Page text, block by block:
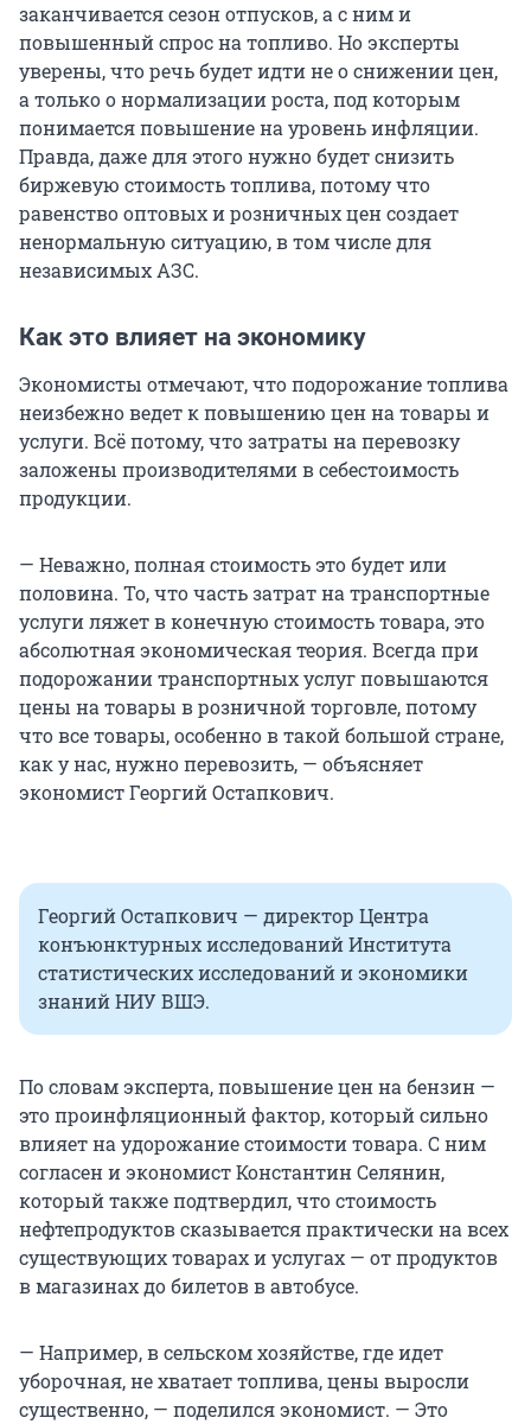
заканчивается сезон отпусков, а с ним и
повышенный спрос на топливо. Но эксперты
уверены, что речь будет идти не о снижении цен,
а только о нормализации роста, под которым
понимается повышение на уровень инфляции.
Правда, даже для этого нужно будет снизить
биржевую стоимость топлива, потому что
равенство оптовых и розничных цен создает
ненормальную ситуацию, в том числе для
независимых АЗС.
Как это влияет на экономику
Экономисты отмечают, что подорожание топлива
неизбежно ведет к повышению цен на товары и
услуги. Всё потому, что затраты на перевозку
заложены производителями в себестоимость
продукции.
— Неважно, полная стоимость это будет или
половина. То, что часть затрат на транспортные
услуги ляжет в конечную стоимость товара, это
абсолютная экономическая теория. Всегда при
подорожании транспортных услуг повышаются
цены на товары в розничной торговле, потому
что все товары, особенно в такой большой стране,
как у нас, нужно перевозить, — объясняет
экономист Георгий Остапкович.
Георгий Остапкович — директор Центра
конъюнктурных исследований Института
статистических исследований и экономики
знаний НИУ ВШЭ.
По словам эксперта, повышение цен на бензин —
это проинфляционный фактор, который сильно
влияет на удорожание стоимости товара. С ним
согласен и экономист Константин Селянин,
который также подтвердил, что стоимость
нефтепродуктов сказывается практически на всех
существующих товарах и услугах — от продуктов
в магазинах до билетов в автобусе.
— Например, в сельском хозяйстве, где идет
уборочная, не хватает топлива, цены выросли
существенно, — поделился экономист. — Это